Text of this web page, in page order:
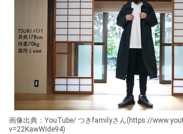
画像出典：YouTube/ つきfamilyさん(https://
v=22KawWIde94)